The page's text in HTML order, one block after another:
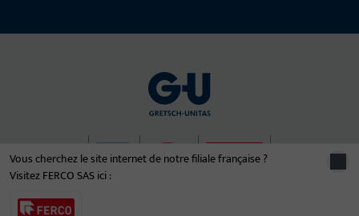
Vous cherchez le site internet de notre filiale française ?
Visitez FERCO SAS ici :